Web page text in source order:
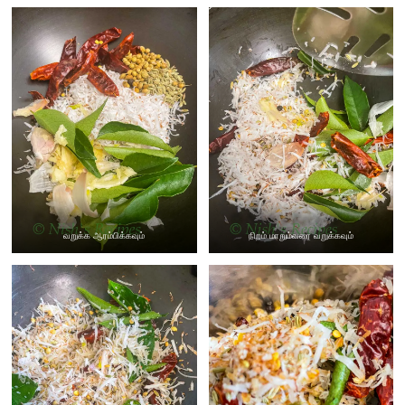
வறுக்க ஆரம்பிக்கவும் நிறம் மாறும்வரை வறுக்கவும்